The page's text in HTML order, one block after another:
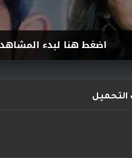
اضغط هنا لبدء
التحميل